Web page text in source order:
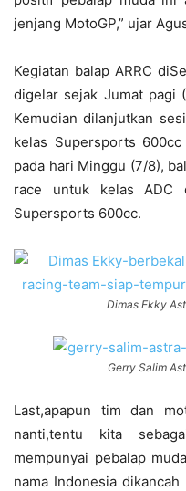
jenjang MotoGP,” ujar
Kegiatan balap ARRC
digelar sejak Jumat pagi
Kemudian dilanjutkan
kelas Supersports
pada hari Minggu (7/8),
race untuk kelas ADC
Supersports 600cc.
Dimas Ekky
Gerry Salim
Last,apapun tim dan
nanti,tentu kita
mempunyai pebalap
nama Indonesia